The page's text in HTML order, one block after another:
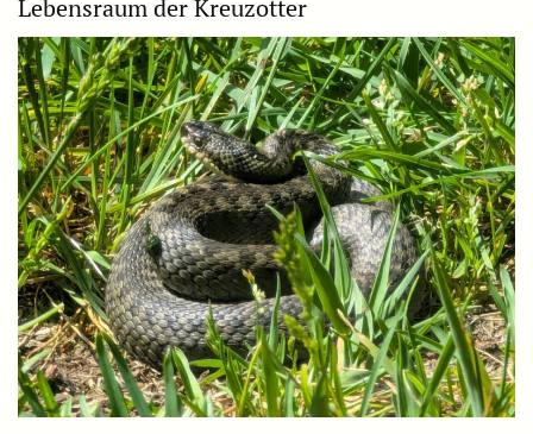
Lebensraum der Kreuzotter